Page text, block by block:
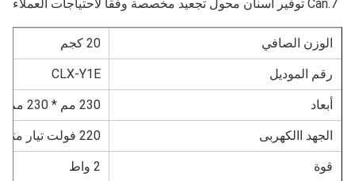
الصافي
الموديل CLX-Y1E
االكهربى